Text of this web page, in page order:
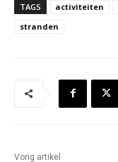
TAGS activiteiten
stranden
Vorig artikel